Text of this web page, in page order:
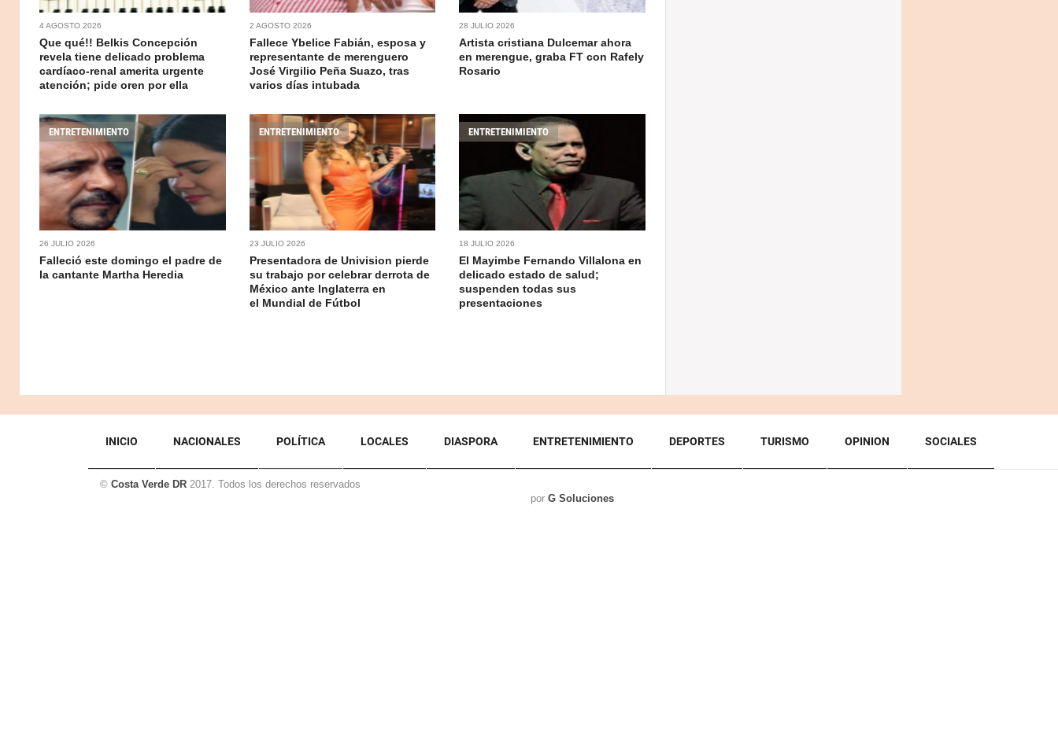
4 AGOSTO 2026
Que qué!! Belkis Concepción
revela tiene delicado problema
cardíaco-renal amerita urgente
atención; pide oren por ella
2 AGOSTO 2026
Fallece Ybelice Fabián, esposa y
representante de merenguero
José Virgilio Peña Suazo, tras
varios días intubada
28 JULIO 2026
Artista cristiana Dulcemar ahora
en merengue, graba FT con Rafely
Rosario
ENTRETENIMIENTO
26 JULIO 2026
Falleció este domingo el padre de
la cantante Martha Heredia
ENTRETENIMIENTO
23 JULIO 2026
Presentadora de Univision pierde
su trabajo por celebrar derrota de
México ante Inglaterra en
el Mundial de Fútbol
ENTRETENIMIENTO
18 JULIO 2026
El Mayimbe Fernando Villalona en
delicado estado de salud;
suspenden todas sus
presentaciones
INICIO NACIONALES POLÍTICA LOCALES DIASPORA ENTRETENIMIENTO DEPORTES TURISMO OPINION SOCIALES
© Costa Verde DR 2017. Todos los derechos reservados
por G Soluciones